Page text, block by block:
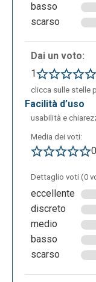
basso
scarso
Dai un voto:
1
clicca sulle stelle
facilità d’uso
usabilità e
Media dei voti:
Dettaglio voti (0
eccellente
discreto
medio
basso
scarso